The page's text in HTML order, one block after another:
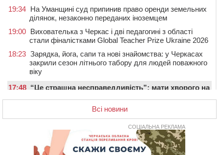
19:34 На Уманщині суд припинив право оренди земельних
ділянок, незаконно переданих іноземцем
19:00 Вихователька з Черкас і дві педагогині з області
стали фіналістками Global Teacher Prize Ukraine 2026
18:23 Зарядка, йога, сапи та нові знайомства: у Черкасах
закрили сезон літнього табору для людей поважного
віку
17:48 “Це страшна несправедливість”: мати хворого на
ОВА виділити кошти на дороговартісні ліки
17:15 На Уманщині судитимуть колишню очільницю відділу
освіти через закупівлю електрики за завищеною
Всі новини
СОЦІАЛЬНА РЕКЛАМА